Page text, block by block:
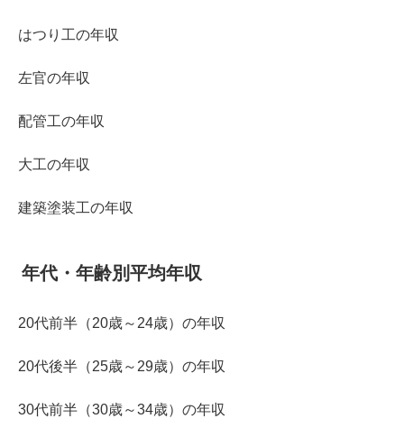
はつり工の年収
左官の年収
配管工の年収
大工の年収
建築塗装工の年収
年代・年齢別平均年収
20代前半（20歳～24歳）の年収
20代後半（25歳～29歳）の年収
30代前半（30歳～34歳）の年収